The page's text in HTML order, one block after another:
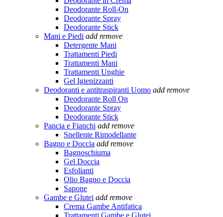
Deodorante Roll-On
Deodorante Spray
Deodorante Stick
Mani e Piedi add remove
Detergente Mani
Trattamenti Piedi
Trattamenti Mani
Trattamenti Unghie
Gel Igienizzanti
Deodoranti e antitraspiranti Uomo add remove
Deodorante Roll On
Deodorante Spray
Deodorante Stick
Pancia e Fianchi add remove
Snellente Rimodellante
Bagno e Doccia add remove
Bagnoschiuma
Gel Doccia
Esfolianti
Olio Bagno e Doccia
Sapone
Gambe e Glutei add remove
Crema Gambe Antifatica
Trattamenti Gambe e Glutei